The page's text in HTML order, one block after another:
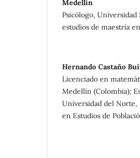
Medellín
Psicólogo,
estudios de maestría
Hernando Castaño
Licenciado en
Medellín (Colombia);
Universidad del Norte,
en Estudios de